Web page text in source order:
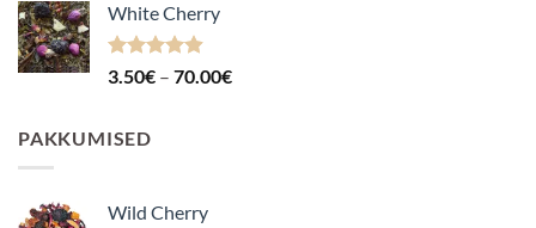
White Cherry
Hinnanguga
3.50€ – 70.00€Hinnavahemik:
PAKKUMISED
Wild Cherry